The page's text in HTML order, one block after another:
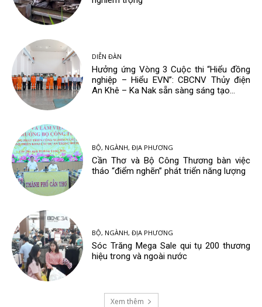
DIỄN ĐÀN
Hưởng ứng Vòng 3 Cuộc thi “Hiểu đồng
nghiệp – Hiểu EVN”: CBCNV Thủy điện
An Khê – Ka Nak sẵn sàng sáng tạo...
BỘ, NGÀNH, ĐỊA PHƯƠNG
Cần Thơ và Bộ Công Thương bàn việc
tháo “điểm nghẽn” phát triển năng lượng
BỘ, NGÀNH, ĐỊA PHƯƠNG
Sóc Trăng Mega Sale qui tụ 200 thương
hiệu trong và ngoài nước
Xem thêm